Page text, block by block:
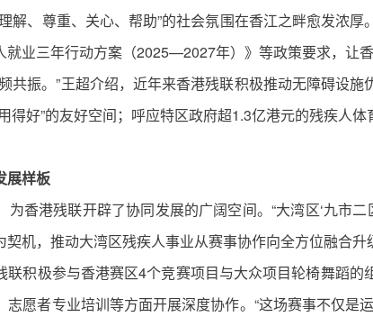
解、尊重、关心、帮助”的社会氛围在香江之畔愈发浓
业三年行动方案（2025—2027年）》等政策要求，让
共振。”王超介绍，近年来香港残联积极推动无障碍设
得好”的友好空间；呼应特区政府超1.3亿港元的残疾人
展样板
香港残联开辟了协同发展的广阔空间。“大湾区‘九市
机，推动大湾区残疾人事业从赛事协作向全方位融合升
联积极参与香港赛区4个竞赛项目与大众项目轮椅舞蹈
愿者专业培训等方面开展深度协作。“这场赛事不仅